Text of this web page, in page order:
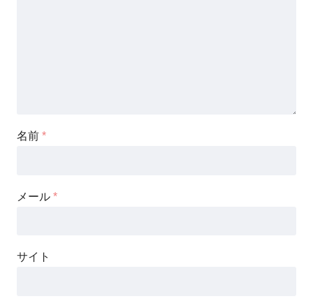
名前 *
メール *
サイト